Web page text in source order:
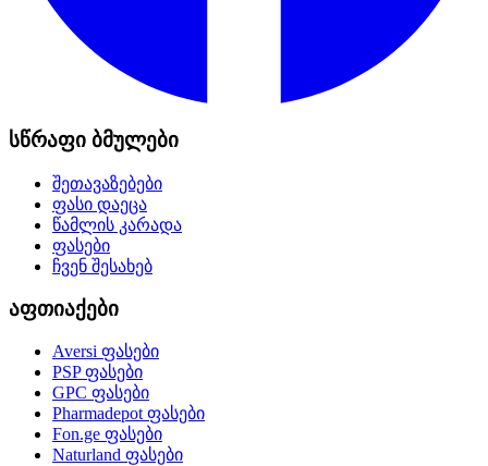
სწრაფი ბმულები
შეთავაზებები
ფასი დაეცა
წამლის კარადა
ფასები
ჩვენ შესახებ
აფთიაქები
Aversi ფასები
PSPფასები
GPC ფასები
Pharmadepotფასები
Fon.ge ფასები
Naturland ფასები